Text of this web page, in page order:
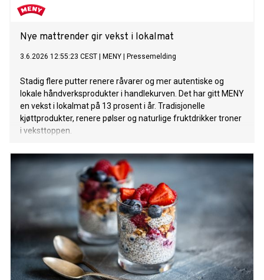
Nye mattrender gir vekst i lokalmat
3.6.2026 12:55:23 CEST MENY Pressemelding
Stadig flere putter renere råvarer og mer autentiske og
lokale håndverksprodukter i handlekurven. Det har gitt MENY
en vekst i lokalmat på 13 prosent i år. Tradisjonelle
kjøttprodukter, renere pølser og naturlige fruktdrikker troner
i veksttoppen.